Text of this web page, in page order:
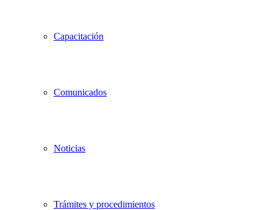
Capacitación
Comunicados
Noticias
Trámites y procedimientos